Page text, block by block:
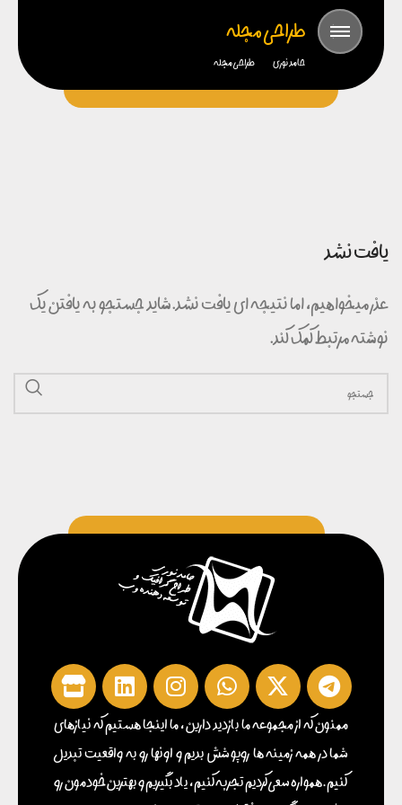
طراحی مجله
حامد نوری طراحی مجله
یافت نشد
عذر میخواهیم، اما نتیجه ای یافت نشد. شاید جستجو به یافتن یک
نوشته مرتبط کمک کند.
ممنون که از مجموعه ما بازدید دارین ، ما اینجا هستیم که نیازهای
شما در همه زمینه ها روپوشش بدیم و اونها رو به واقعیت تبدیل
کنیم . همواره سعی کردیم تجربه کنیم ، یاد بگیریم و بهترین خودمون رو